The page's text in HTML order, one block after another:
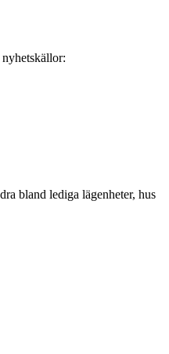
nyhetskällor:
bland lediga lägenheter, hus